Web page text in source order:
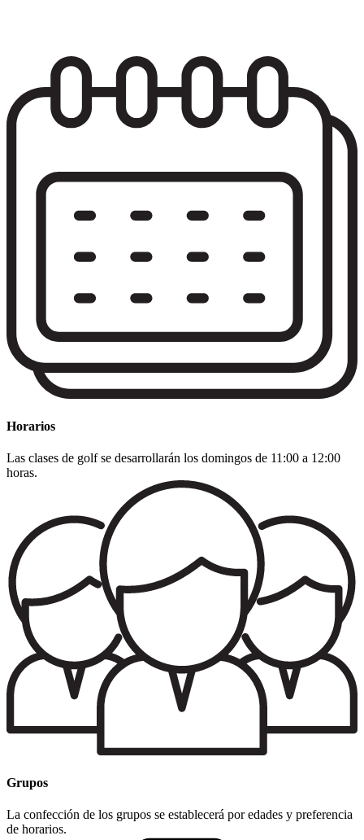
Horarios
Las clases de golf se desarrollarán los domingos de 11:00 a 12:00
horas.
Grupos
La confección de los grupos se establecerá por edades y preferencia
de horarios.